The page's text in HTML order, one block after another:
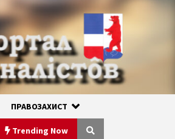
ПРАВОЗАХИСТ
Trending Now